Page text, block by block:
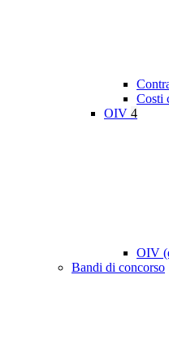
Costi
OIV 4
OIV
Bandi di concorso